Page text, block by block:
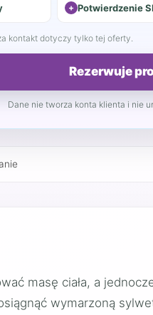
Potwierdzenie
kontakt dotyczy tylko tej oferty.
Rezerwuje
Dane nie tworza konta klienta i nie
masę ciała, a
wymarzoną